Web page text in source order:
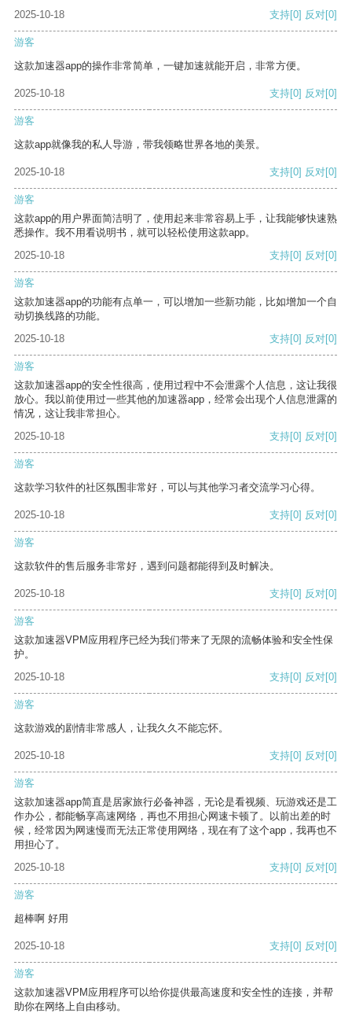
2025-10-18 支持[0] 反对[0]
游客
这款加速器app的操作非常简单，一键加速就能开启，非常方便。
2025-10-18 支持[0] 反对[0]
游客
这款app就像我的私人导游，带我领略世界各地的美景。
2025-10-18 支持[0] 反对[0]
游客
这款app的用户界面简洁明了，使用起来非常容易上手，让我能够快速熟
悉操作。我不用看说明书，就可以轻松使用这款app。
2025-10-18
支持[0] 反对[0]
游客
这款加速器app的功能有点单一，可以增加一些新功能，比如增加一个自
动切换线路的功能。
2025-10-18
支持[0] 反对[0]
游客
这款加速器app的安全性很高，使用过程中不会泄露个人信息，这让我很
放心。我以前使用过一些其他的加速器app，经常会出现个人信息泄露的
情况，这让我非常担心。
2025-10-18
支持[0] 反对[0]
游客
这款学习软件的社区氛围非常好，可以与其他学习者交流学习心得。
2025-10-18 支持[0] 反对[0]
游客
这款软件的售后服务非常好，遇到问题都能得到及时解决。
2025-10-18 支持[0] 反对[0]
游客
这款加速器VPM应用程序已经为我们带来了无限的流畅体验和安全性保
护。
2025-10-18
支持[0] 反对[0]
游客
这款游戏的剧情非常感人，让我久久不能忘怀。
2025-10-18 支持[0] 反对[0]
游客
这款加速器app简直是居家旅行必备神器，无论是看视频、玩游戏还是工
作办公，都能畅享高速网络，再也不用担心网速卡顿了。以前出差的时
候，经常因为网速慢而无法正常使用网络，现在有了这个app，我再也不
用担心了。
2025-10-18
支持[0] 反对[0]
游客
超棒啊 好用
2025-10-18 支持[0] 反对[0]
游客
这款加速器VPM应用程序可以给你提供最高速度和安全性的连接，并帮
助你在网络上自由移动。